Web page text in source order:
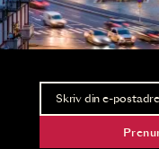
Nyhetsbrev
Ta del av